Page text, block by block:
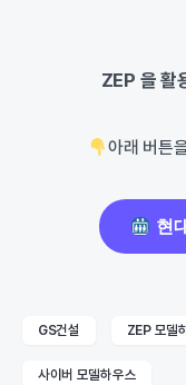
ZEP 을 활
아래 버튼
현
GS건설 ZEP 모델
사이버 모델하우스